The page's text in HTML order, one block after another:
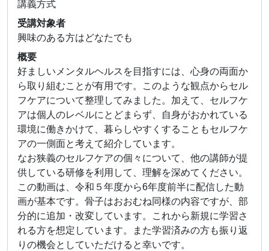
講義方式
受講対象者
興味のある方はどなたでも
概要
好ましいメンタルヘルスを目指すには、心身の両面か
ら取り組むことが有用です。このような観点からセル
フケアについて整理してみました。加えて、セルフケ
アは個人のレベルにとどまらず、自身がおかれている
環境に働きかけて、暮らしやすくすることもセルフケ
アの一側面と考えて紹介しています。
なお狭義のセルフケアの個々について、他の講師が提
供している研修を利用して、理解を深めてください。
この動画は、令和５年度から6年度前半に配信した動
画が基本です。骨子はおおむね同様の内容ですが、部
分的に追加・改変しています。これから新規に学習さ
れる方を想定しています。また学習済みの方も振り返
りの機会としていただけると幸いです。